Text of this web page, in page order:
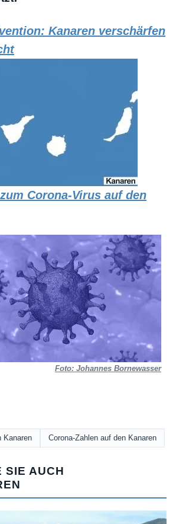
Kanaren verschärfen
Corona-Virus auf den
Foto: Johannes Bornewasser
Kanaren Corona-Zahlen auf den Kanaren
SIE AUCH